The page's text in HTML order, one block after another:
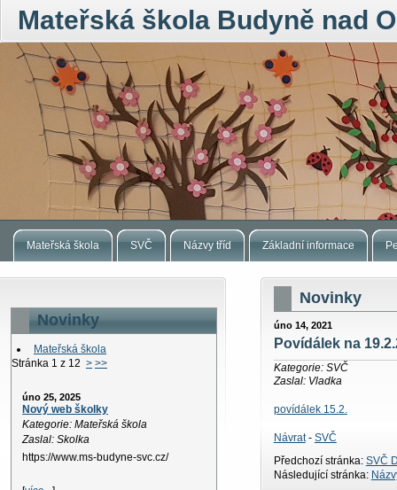
Mateřská škola Budyně nad
Mateřská škola SVČ Názvy tříd Základní informace
Novinky
Mateřská škola
Stránka 1 z 12 > >>
úno 25, 2025
Nový web školky
Kategorie: Mateřská škola
Zaslal: Skolka
https://www.ms-budyne-svc.cz/
Novinky
úno 14, 2021
Povídálek na
Kategorie: SVČ
Zaslal: Vladka
povídálek 15.2.
Návrat- SVČ
Předchozí stránka: SVČ
Následující stránka: